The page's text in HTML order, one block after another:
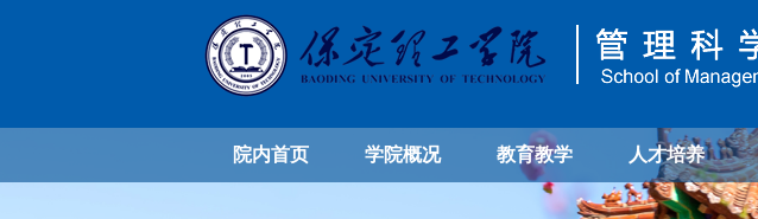
院内首页 学院概况 教育教学 人才培养